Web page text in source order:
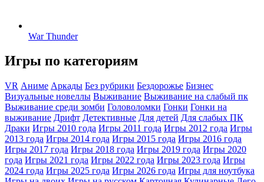
War Thunder
Игры по категориям
VR Аниме Аркады Без рубрики Бездорожье Бизнес
Визуальные новеллы Выживание Выживание на слабый пк
Выживание среди зомби Головоломки Гонки Гонки на
выживание Дрифт Детективные Для детей Для слабых ПК
Драки Игры 2010 года Игры 2011 года Игры 2012 года Игры
2013 года Игры 2014 года Игры 2015 года Игры 2016 года
Игры 2017 года Игры 2018 года Игры 2019 года Игры 2020
года Игры 2021 года Игры 2022 года Игры 2023 года Игры
2024 года Игры 2025 года Игры 2026 года Игры для ноутбука